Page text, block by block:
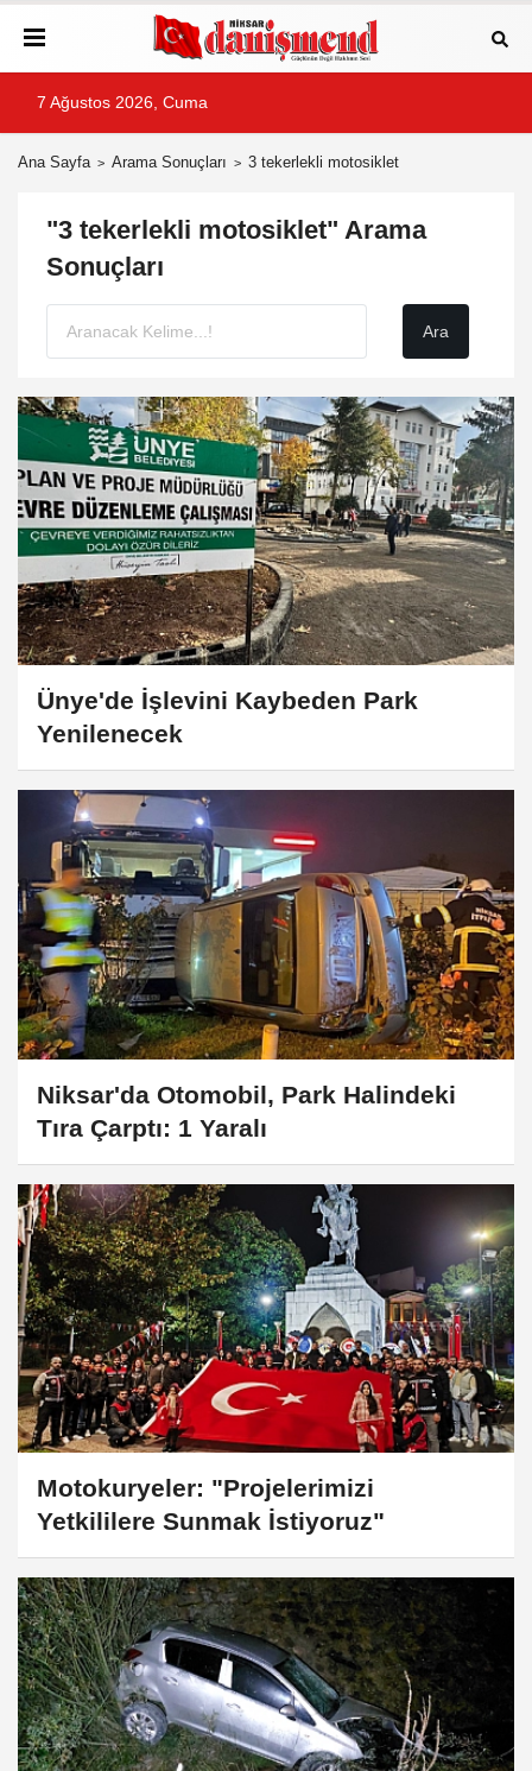
7 Ağustos 2026, Cuma
Ana Sayfa Arama Sonuçları 3 tekerlekli motosiklet
"3 tekerlekli motosiklet" Arama
Sonuçları
Ünye'de İşlevini Kaybeden Park
Yenilenecek
Niksar'da Otomobil, Park Halindeki
Tıra Çarptı: 1 Yaralı
Motokuryeler: "Projelerimizi
Yetkililere Sunmak İstiyoruz"